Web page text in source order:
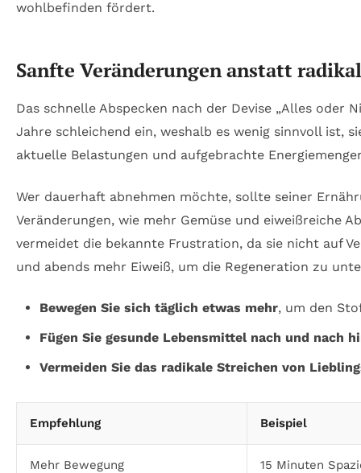
Sanfte Veränderungen anstatt
Das schnelle Abspecken nach der Devise „Alles
Jahre schleichend ein, weshalb es wenig sinnvoll ist,
aktuelle Belastungen und aufgebrachte
Wer dauerhaft abnehmen möchte, sollte seiner
Veränderungen, wie mehr Gemüse und eiweißreiche
vermeidet die bekannte Frustration, da sie nicht auf
und abends mehr Eiweiß, um die Regeneration zu
Bewegen Sie sich täglich etwas mehr, um den
Fügen Sie gesunde Lebensmittel nach und nach
Vermeiden Sie das radikale Streichen von
Empfehlung Beispiel
Mehr Bewegung 15 Minuten